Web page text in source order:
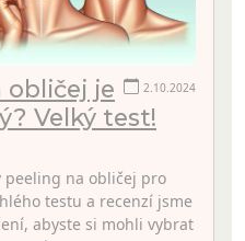
2.10.2024
obličej je
Velký test!
peeling na obličej pro
testu a recenzí jsme
abyste si mohli vybrat